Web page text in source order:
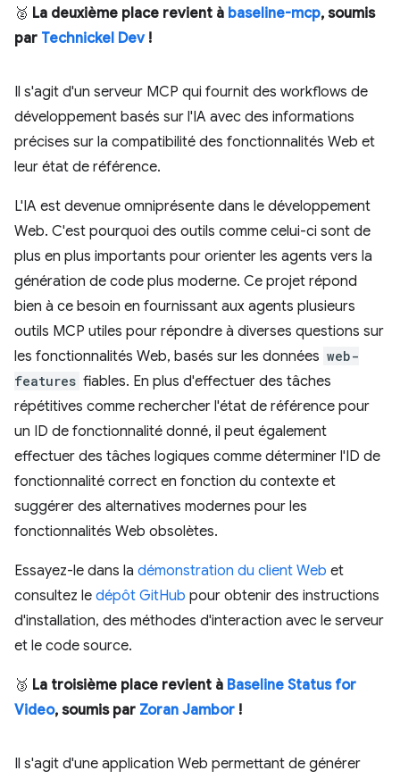
🥈 La deuxième place revient à baseline-mcp, soumis
par Technickel Dev!
Il s'agit d'un serveur MCP qui fournit des workflows de
développement basés sur l'IA avec des informations
précises sur la compatibilité des fonctionnalités Web et
leur état de référence.
L'IA est devenue omniprésente dans le développement
Web. C'est pourquoi des outils comme celui-ci sont de
plus en plus importants pour orienter les agents vers la
génération de code plus moderne. Ce projet répond
bien à ce besoin en fournissant aux agents plusieurs
outils MCP utiles pour répondre à diverses questions sur
les fonctionnalités Web, basés sur les données web-
features fiables. En plus d'effectuer des tâches
répétitives comme rechercher l'état de référence pour
un ID de fonctionnalité donné, il peut également
effectuer des tâches logiques comme déterminer l'ID de
fonctionnalité correct en fonction du contexte et
suggérer des alternatives modernes pour les
fonctionnalités Web obsolètes.
Essayez-le dans la démonstration du client Web et
consultez le dépôt GitHub pour obtenir des instructions
d'installation, des méthodes d'interaction avec le serveur
et le code source.
🥉 La troisième place revient à Baseline Status for
Video, soumis par Zoran Jambor !
Il s'agit d'une application Web permettant de générer